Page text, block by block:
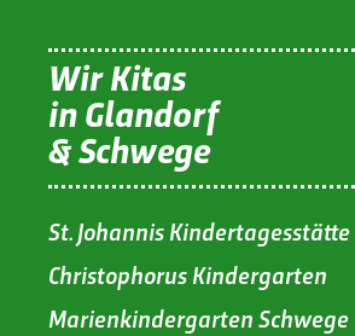
Wir Kitas
in Glandorf
& Schwege
St. Johannis Kindertagesstätte
Christophorus Kindergarten
Marienkindergarten Schwege